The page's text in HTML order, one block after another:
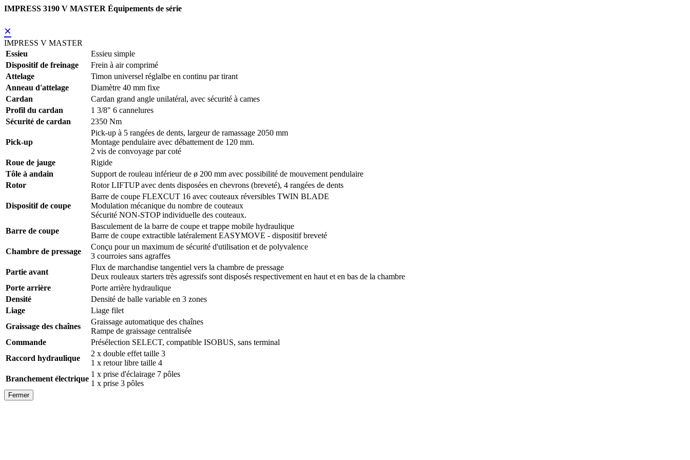
IMPRESS 3190 V MASTER Équipements de série
×
IMPRESS V MASTER
Essieu
Essieu simple
Dispositif de freinage
Frein à air comprimé
Attelage
Timon universel réglalbe en continu par tirant
Anneau d'attelage
Diamètre 40 mm fixe
Cardan
Cardan grand angle unilatéral, avec sécurité à cames
Profil du cardan
1 3/8" 6 cannelures
Sécurité de cardan
2350 Nm
Pick-up
Pick-up à 5 rangées de dents, largeur de ramassage 2050 mm
Montage pendulaire avec débattement de 120 mm.
2 vis de convoyage par coté
Roue de jauge
Rigide
Tôle à andain
Support de rouleau inférieur de ø 200 mm avec possibilité de mouvement pendulaire
Rotor
Rotor LIFTUP avec dents disposées en chevrons (breveté), 4 rangées de dents
Dispositif de coupe
Barre de coupe FLEXCUT 16 avec couteaux réversibles TWIN BLADE
Modulation mécanique du nombre de couteaux
Sécurité NON-STOP individuelle des couteaux.
Barre de coupe
Basculement de la barre de coupe et trappe mobile hydraulique
Barre de coupe extractible latéralement EASYMOVE - dispositif breveté
Chambre de pressage
Conçu pour un maximum de sécurité d'utilisation et de polyvalence
3 courroies sans agraffes
Partie avant
Flux de marchandise tangentiel vers la chambre de pressage
Deux rouleaux starters très agressifs sont disposés respectivement en haut et en bas de la chambre
Porte arrière
Porte arrière hydraulique
Densité
Densité de balle variable en 3 zones
Liage
Liage filet
Graissage des chaînes
Graissage automatique des chaînes
Rampe de graissage centralisée
Commande
Présélection SELECT, compatible ISOBUS, sans terminal
Raccord hydraulique
2 x double effet taille 3
1 x retour libre taille 4
Branchement électrique
1 x prise d'éclairage 7 pôles
1 x prise 3 pôles
Fermer